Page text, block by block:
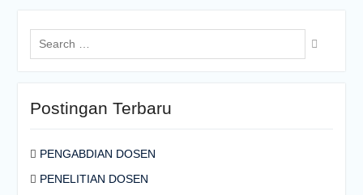
Search
for:
Postingan Terbaru
PENGABDIAN DOSEN
PENELITIAN DOSEN